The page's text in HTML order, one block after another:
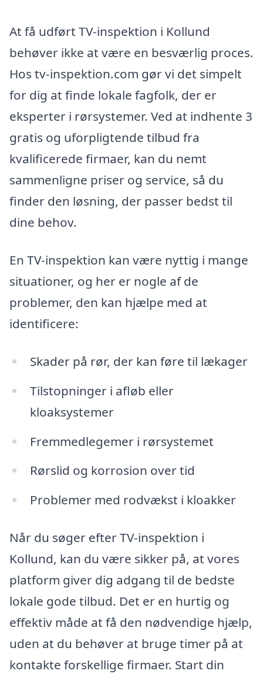
At få udført TV-inspektion i Kollund
behøver ikke at være en besværlig proces.
Hos tv-inspektion.com gør vi det simpelt
for dig at finde lokale fagfolk, der er
eksperter i rørsystemer. Ved at indhente 3
gratis og uforpligtende tilbud fra
kvalificerede firmaer, kan du nemt
sammenligne priser og service, så du
finder den løsning, der passer bedst til
dine behov.
En TV-inspektion kan være nyttig i mange
situationer, og her er nogle af de
problemer, den kan hjælpe med at
identificere:
Skader på rør, der kan føre til lækager
Tilstopninger i afløb eller
kloaksystemer
Fremmedlegemer i rørsystemet
Rørslid og korrosion over tid
Problemer med rodvækst i kloakker
Når du søger efter TV-inspektion i
Kollund, kan du være sikker på, at vores
platform giver dig adgang til de bedste
lokale gode tilbud. Det er en hurtig og
effektiv måde at få den nødvendige hjælp,
uden at du behøver at bruge timer på at
kontakte forskellige firmaer. Start din